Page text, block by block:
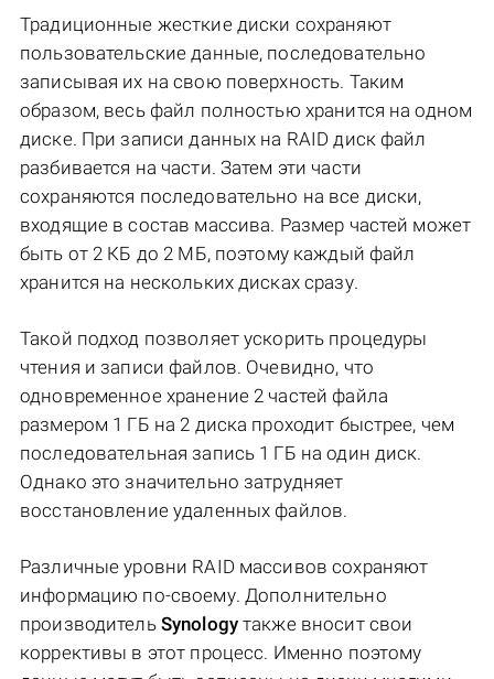
Традиционные жесткие диски сохраняют
пользовательские данные, последовательно
записывая их на свою поверхность. Таким
образом, весь файл полностью хранится на одном
диске. При записи данных на RAID диск файл
разбивается на части. Затем эти части
сохраняются последовательно на все диски,
входящие в состав массива. Размер частей может
быть от 2 КБ до 2 МБ, поэтому каждый файл
хранится на нескольких дисках сразу.
Такой подход позволяет ускорить процедуры
чтения и записи файлов. Очевидно, что
одновременное хранение 2 частей файла
размером 1 ГБ на 2 диска проходит быстрее, чем
последовательная запись 1 ГБ на один диск.
Однако это значительно затрудняет
восстановление удаленных файлов.
Различные уровни RAID массивов сохраняют
информацию по-своему. Дополнительно
производитель Synologyтакже вносит свои
коррективы в этот процесс. Именно поэтому